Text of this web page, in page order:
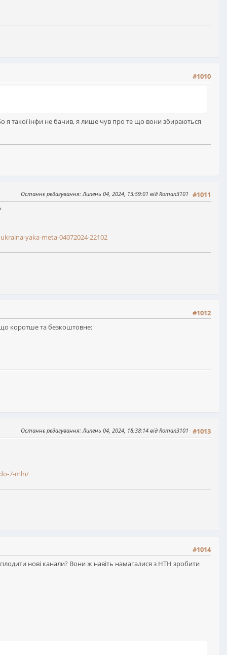
#1010
такої інфи не бачив, я лише чув про те що вони збираються
#1011
Останнє редагування: Липень 04, 2024, 13:59:01 від Roman3101
yaka-meta-04072024-22102
#1012
коротше та безкоштовне:
#1013
Останнє редагування: Липень 04, 2024, 18:38:14 від Roman3101
7-mln/
#1014
нові канали? Вони ж навіть намагалися з НТН зробити